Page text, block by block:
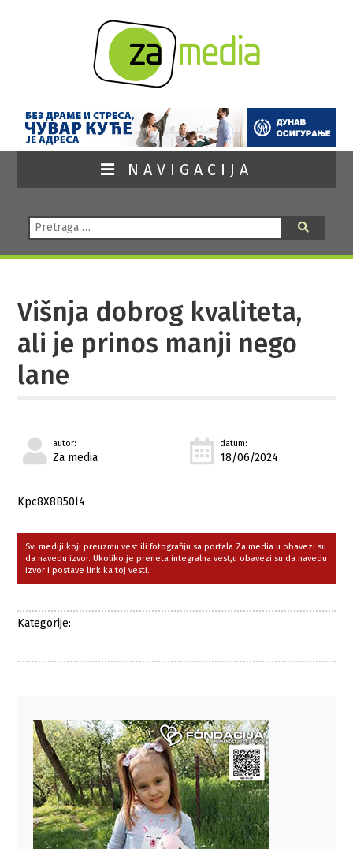
NAVIGACIJA
Pretraga:
Višnja dobrog kvaliteta,
ali je prinos manji nego
lane
autor:
Za media
datum:
18/06/2024
Kpc8X8B50l4
Svi mediji koji preuzmu vest ili fotografiju sa portala Za media u obavezi su
da navedu izvor. Ukoliko je preneta integralna vest,u obavezi su da navedu
izvor i postave link ka toj vesti.
Kategorije: